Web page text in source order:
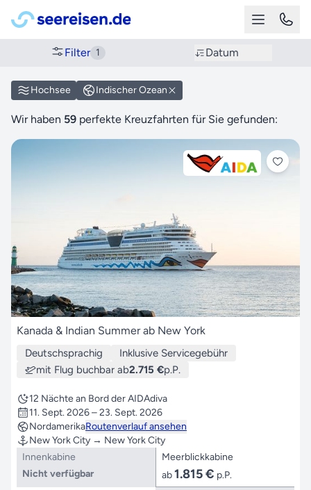
Filter 1 Datum
Hochsee Indischer Ozean
Wir haben 59 perfekte Kreuzfahrten für Sie gefunden:
Kanada & Indian Summer ab New York
Deutschsprachig
Inklusive Servicegebühr
mit Flug buchbar ab2.715 €p.P.
12 Nächte an Bord der AIDAdiva
11. Sept. 2026 – 23. Sept. 2026
NordamerikaRoutenverlauf ansehen
New York City → New York City
Innenkabine
Nicht verfügbar
Meerblickkabine
ab1.815 € p.P.